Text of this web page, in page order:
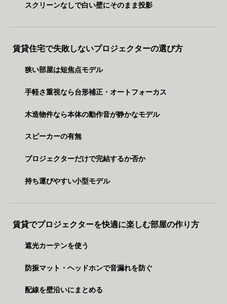
スクリーンなしで白い壁にそのまま投影
賃貸住宅で失敗しないプロジェクターの選び方
狭い部屋は短焦点モデル
手軽さ重視なら台形補正・オートフォーカス
木造物件なら本体の動作音が静かなモデル
スピーカーの有無
プロジェクターだけで完結するか否か
持ち運びやすい小型モデル
賃貸でプロジェクターを快適に楽しむ部屋の作り方
遮光カーテンを使う
防振マット・ヘッドホンで音漏れを防ぐ
配線を壁沿いにまとめる